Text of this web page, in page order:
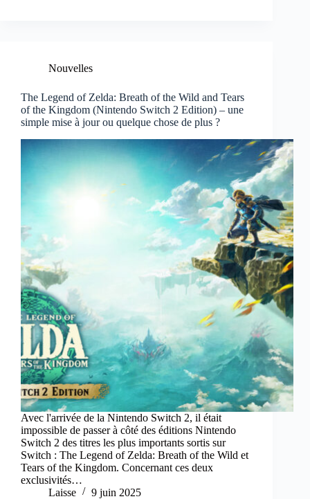
Nouvelles
The Legend of Zelda: Breath of the Wild and Tears
of the Kingdom (Nintendo Switch 2 Edition) – une
simple mise à jour ou quelque chose de plus ?
Avec l'arrivée de la Nintendo Switch 2, il était
impossible de passer à côté des éditions Nintendo
Switch 2 des titres les plus importants sortis sur
Switch : The Legend of Zelda: Breath of the Wild et
Tears of the Kingdom. Concernant ces deux
exclusivités…
Laisse
9 juin 2025